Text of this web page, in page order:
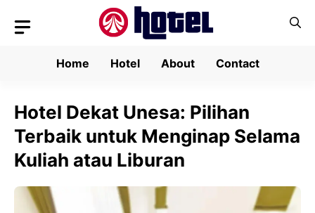
Home
Hotel About Contact
Hotel Dekat Unesa: Pilihan
Terbaik untuk Menginap Selama
Kuliah atau Liburan